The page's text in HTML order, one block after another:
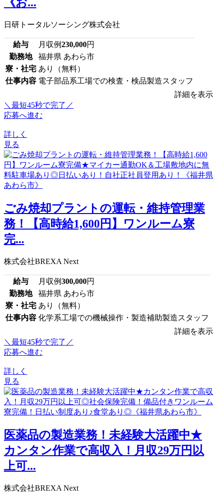
《お...
日研トータルソーシング株式会社
給与 月収例230,000円
勤務地
福井県 あわら市
寮・社宅 あり（無料）
仕事内容 電子部品系工場での検査・検品製造スタッフ
詳細を表示
＼最短45秒で完了／
応募へ進む
詳しく
見る
ごみ焼却プラントの運転・維持管理業
務！【高時給1,600円】ワンルーム寮
完...
株式会社BREXA Next
給与 月収例300,000円
勤務地
福井県 あわら市
寮・社宅 あり（無料）
仕事内容 化学系工場での機械操作・製造補助製造スタッフ
詳細を表示
＼最短45秒で完了／
応募へ進む
詳しく
見る
医薬品の製造業務！未経験大活躍中★
カンタン作業で高収入！月収29万円以
上可...
株式会社BREXA Next